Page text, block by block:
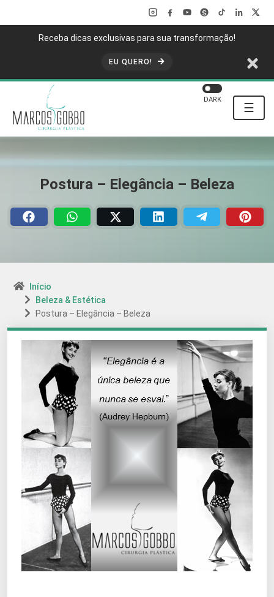
Receba dicas exclusivas para sua transformação!
EU QUERO!
☰
DARK
Postura – Elegância – Beleza
Início
Beleza & Estética
Postura – Elegância – Beleza